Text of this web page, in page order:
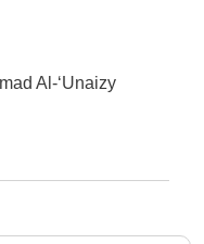
Al-‘Unaizy